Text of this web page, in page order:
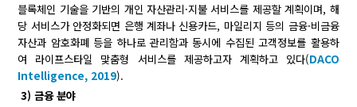
블록체인 기술을 기반의 개인 자산관리·지불 서비스를 제공할 계획이며, 해
당 서비스가 안정화되면 은행 계좌나 신용카드, 마일리지 등의 금융·비금융
자산과 암호화폐 등을 하나로 관리함과 동시에 수집된 고객정보를 활용하
여 라이프스타일 맟춤형 서비스를 제공하고자 계획하고 있다(DACO
Intelligence, 2019).
3) 금융 분야